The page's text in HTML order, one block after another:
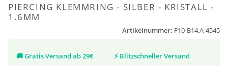
PIERCING KLEMMRING - SILBER - KRISTALL -
1.6MM
Artikelnummer: F10-B14.A-4545
🚚Gratis Versand ab 29€ ⚡ Blitzschneller Versand